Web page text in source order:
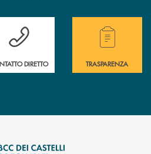
filiali .
bisogno di assistenza immediata?
DIRETTO
Hai bisogno di
TRASPARENZA